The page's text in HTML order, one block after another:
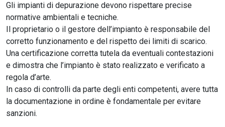
Gli impianti di depurazione devono rispettare precise
normative ambientali e tecniche.
Il proprietario o il gestore dell’impianto è responsabile del
corretto funzionamento e del rispetto dei limiti di scarico.
Una certificazione corretta tutela da eventuali contestazioni
e dimostra che l’impianto è stato realizzato e verificato a
regola d’arte.
In caso di controlli da parte degli enti competenti, avere tutta
la documentazione in ordine è fondamentale per evitare
sanzioni.